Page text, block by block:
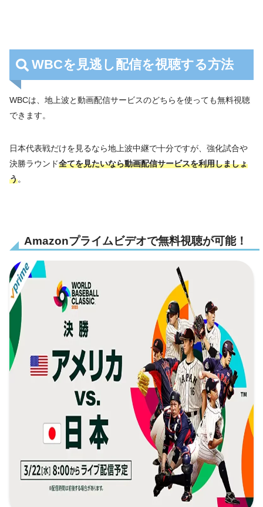
WBCを見逃し配信を視聴する方法
WBCは、地上波と動画配信サービスのどちらを使っても無料視聴
できます。
日本代表戦だけを見るなら地上波中継で十分ですが、強化試合や
決勝ラウンド全てを見たいなら動画配信サービスを利用しましょ
う。
Amazonプライムビデオで無料視聴が可能！